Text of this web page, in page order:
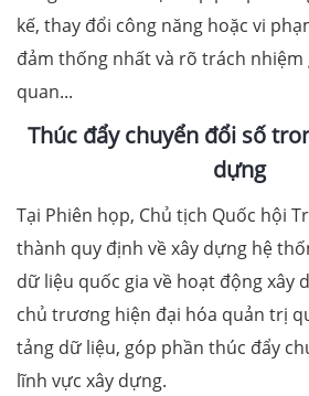
kế, thay đổi công năng hoặc vi
đảm thống nhất và rõ trách nhiệm
quan...
Thúc đẩy chuyển đổi số
dựng
Tại Phiên họp, Chủ tịch Quốc hội
thành quy định về xây dựng hệ
dữ liệu quốc gia về hoạt động xây
chủ trương hiện đại hóa quản trị
tảng dữ liệu, góp phần thúc đẩy
lĩnh vực xây dựng.